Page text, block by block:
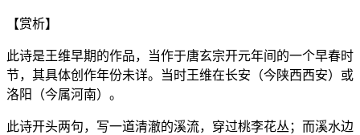
【赏析】
此诗是王维早期的作品，当作于唐玄宗开元年间的一个早春时
节，其具体创作年份未详。当时王维在长安（今陕西西安）或
洛阳（今属河南）。
此诗开头两句，写一道清澈的溪流，穿过桃李花丛；而溪水边